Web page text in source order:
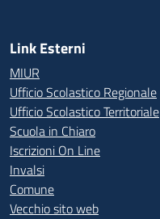
Link Esterni
MIUR
Ufficio Scolastico Regionale
Ufficio Scolastico Territoriale
Scuola in Chiaro
Iscrizioni On Line
Invalsi
Comune
Vecchio sito web